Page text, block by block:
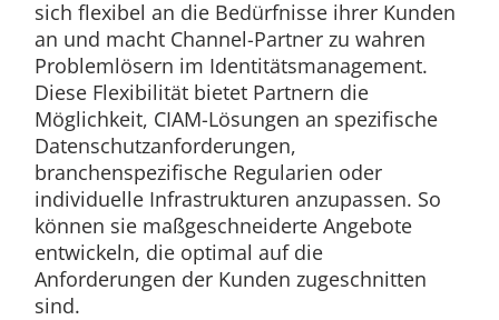
sich flexibel an die Bedürfnisse ihrer Kunden
an und macht Channel-Partner zu wahren
Problemlösern im Identitätsmanagement.
Diese Flexibilität bietet Partnern die
Möglichkeit, CIAM-Lösungen an spezifische
Datenschutzanforderungen,
branchenspezifische Regularien oder
individuelle Infrastrukturen anzupassen. So
können sie maßgeschneiderte Angebote
entwickeln, die optimal auf die
Anforderungen der Kunden zugeschnitten
sind.